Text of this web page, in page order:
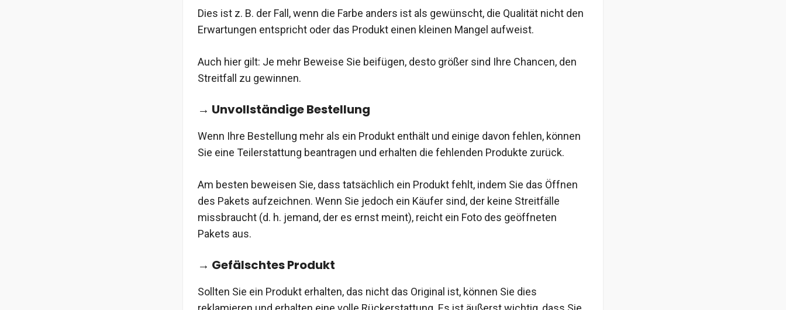
Dies ist z. B. der Fall, wenn die Farbe anders ist als gewünscht, die Qualität nicht den
Erwartungen entspricht oder das Produkt einen kleinen Mangel aufweist.
Auch hier gilt: Je mehr Beweise Sie beifügen, desto größer sind Ihre Chancen, den
Streitfall zu gewinnen.
→ Unvollständige Bestellung
Wenn Ihre Bestellung mehr als ein Produkt enthält und einige davon fehlen, können
Sie eine Teilerstattung beantragen und erhalten die fehlenden Produkte zurück.
Am besten beweisen Sie, dass tatsächlich ein Produkt fehlt, indem Sie das Öffnen
des Pakets aufzeichnen. Wenn Sie jedoch ein Käufer sind, der keine Streitfälle
missbraucht (d. h. jemand, der es ernst meint), reicht ein Foto des geöffneten
Pakets aus.
→ Gefälschtes Produkt
Sollten Sie ein Produkt erhalten, das nicht das Original ist, können Sie dies